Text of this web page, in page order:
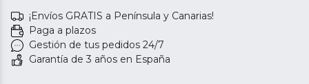
¡Envíos GRATIS a Península y Canarias!
Paga a plazos
Gestión de tus pedidos 24/7
Garantía de 3 años en España